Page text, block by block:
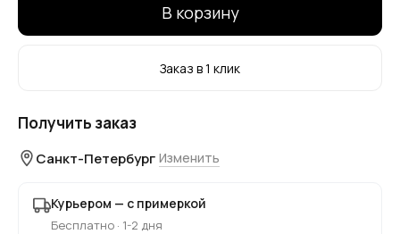
В корзину
Заказ в 1 клик
Получить заказ
Санкт-Петербург Изменить
Курьером — с примеркой
Бесплатно · 1-2 дня